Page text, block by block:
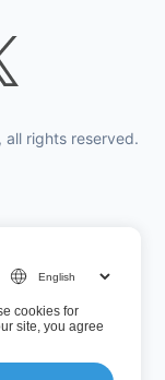
rights reserved.
cookies for
site, you agree